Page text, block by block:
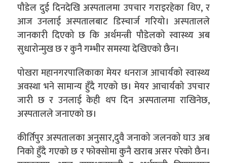
पौडेल दुई दिनदेखि अस्पतालमा उपचार गराइरहेका थिए, र
आज उनलाई अस्पतालबाट डिस्चार्ज गरियो। अस्पतालले
जानकारी दिएको छ कि अर्थमन्त्री पौडेलको स्वास्थ्य अब
सुधारोन्मुख छ र कुनै गम्भीर समस्या देखिएको छैन।
पोखरा महानगरपालिकाका मेयर धनराज आचार्यको स्वास्थ्य
अवस्था भने सामान्य हुँदै गएको छ। मेयर आचार्यको उपचार
जारी छ र उनलाई केही थप दिन अस्पतालमा राखिनेछ,
अस्पतालले जनाएको छ।
कीर्तिपुर अस्पतालका अनुसार,दुवै जनाको जलनको घाउ अब
निको हुँदै गएको छ र फोक्सोमा कुनै खराब असर परेको छैन।